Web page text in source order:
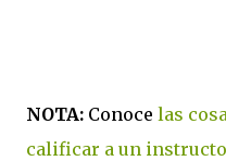
NOTA: Conoce las
calificar a un